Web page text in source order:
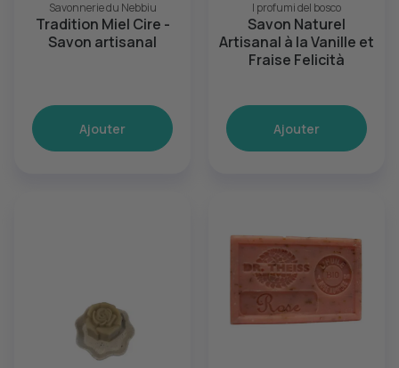
Savonnerie du Nebbiu
Tradition Miel Cire -
Savon artisanal
Ajouter
I profumi del bosco
Savon Naturel
Artisanal à la Vanille et
Fraise Felicità
Ajouter